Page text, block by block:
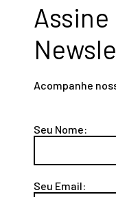
Assine
Acompanhe
Seu Nome:
Seu Email: